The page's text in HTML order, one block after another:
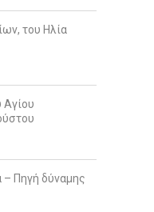
του Ηλία
Αγίου
– Πηγή δύναμης